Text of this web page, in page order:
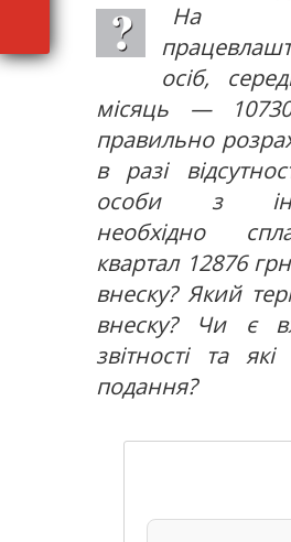
На
осіб,
місяць —
правильно
в разі
особи з
необхідно
квартал 12876
внеску? Який
внеску? Чи є
звітності та які
подання?